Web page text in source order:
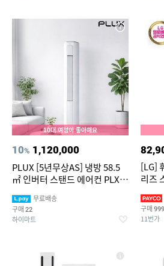
10대 여성이 좋아해요
10% 1,120,000
PLUX [5년무상AS] 냉방 58.5
㎡ 인버터 스탠드 에어컨 PLX-
치비 포함]
무료배송
구매 22
하이마트
[LG]
리즈
구매
11번가